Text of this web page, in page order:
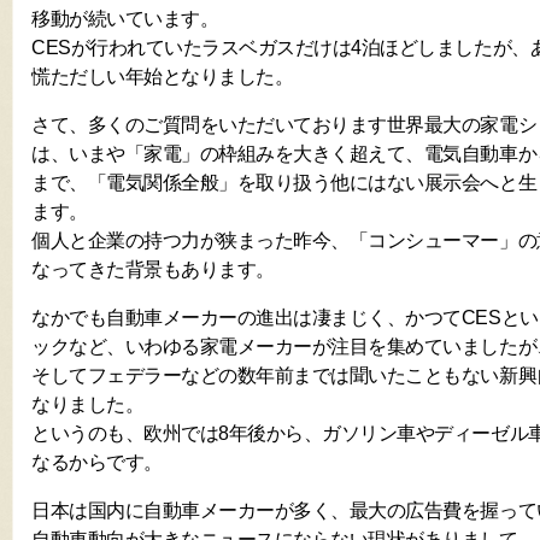
移動が続いています。
CESが行われていたラスベガスだけは4泊ほどしましたが、
慌ただしい年始となりました。
さて、多くのご質問をいただいております世界最大の家電
は、いまや「家電」の枠組みを大きく超えて、電気自動車
まで、「電気関係全般」を取り扱う他にはない展示会へと
ます。
個人と企業の持つ力が狭まった昨今、「コンシューマー」
なってきた背景もあります。
なかでも自動車メーカーの進出は凄まじく、かつてCESと
ックなど、いわゆる家電メーカーが注目を集めていました
そしてフェデラーなどの数年前までは聞いたこともない新
なりました。
というのも、欧州では8年後から、ガソリン車やディーゼル
なるからです。
日本は国内に自動車メーカーが多く、最大の広告費を握っ